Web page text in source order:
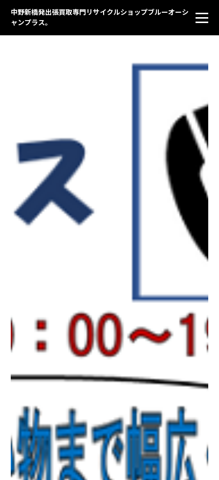
中野新橋発出張買取専門リサイクルショップブルーオーシ
ャンプラス。